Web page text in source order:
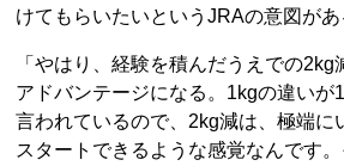
けてもらいたいというJRAの意図があ
「やはり、経験を積んだうえでの
アドバンテージになる。1kgの違いが
言われているので、2kg減は、極端に
スタートできるような感覚なんです